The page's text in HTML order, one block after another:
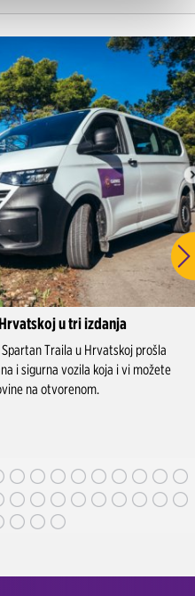
u tri izdanja
Traila u Hrvatskoj prošla
i sigurna vozila koja i vi možete
na otvorenom.